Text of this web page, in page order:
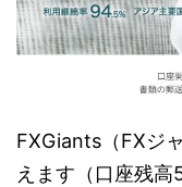
FXGiants（FXジ
えます（口座残高